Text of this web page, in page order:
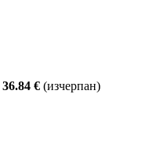
36.84 € (изчерпан)